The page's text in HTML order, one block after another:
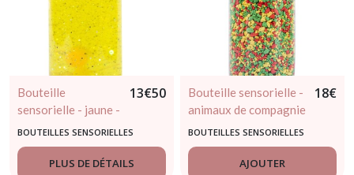
Bouteille
sensorielle - jaune -
Petit Boum - dès 3
mois
13€50
BOUTEILLES SENSORIELLES
PLUS DE DÉTAILS
Bouteille sensorielle -
animaux de compagnie
- Petit Boum - dès 3
mois
18€
BOUTEILLES SENSORIELLES
AJOUTER